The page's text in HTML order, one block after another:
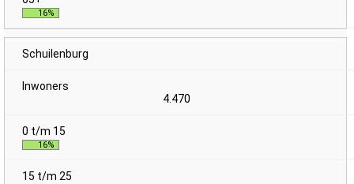
16%
Schuilenburg
4.470
16%